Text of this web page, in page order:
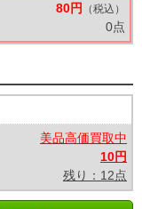
80円 （税込）
0点
美品高価買取中
10円
残り：12点